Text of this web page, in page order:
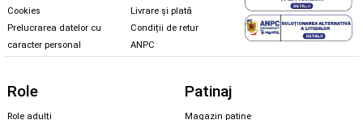
Cookies
Prelucrarea datelor cu
caracter personal
Livrare și plată
Condiții de retur
ANPC
Role
Role adulți
Patinaj
Magazin patine